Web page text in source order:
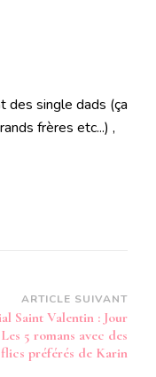
des single dads (ça
frères etc...) ,
ARTICLE SUIVANT
Saint Valentin : Jour
5 romans avec des
flics préférés de Karin